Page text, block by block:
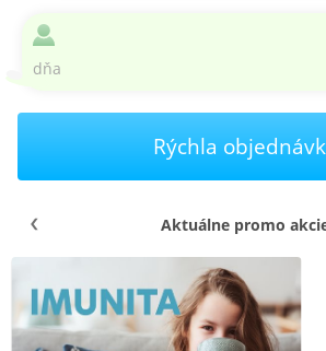
dňa
Rýchla
Aktuálne promo